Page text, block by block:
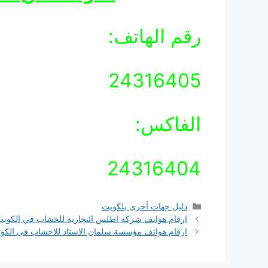
رقم الهاتف:
24316405
الفاكس:
24316404
التصنيفات
دليل جهات أخرى بلكويت
ارقام هواتف شركة اطلس التجارية للخشاب في
ارقام هواتف مؤسسة سلمان الاستاذ للاخشاب في